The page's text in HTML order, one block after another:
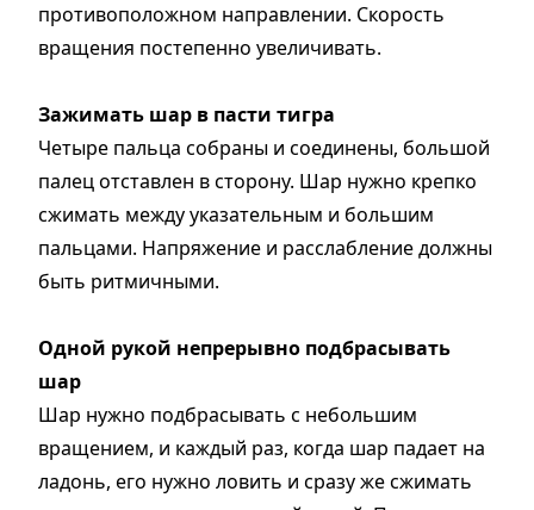
противоположном направлении. Скорость
вращения постепенно увеличивать.
Зажимать шар в пасти тигра
Четыре пальца собраны и соединены, большой
палец отставлен в сторону. Шар нужно крепко
сжимать между указательным и большим
пальцами. Напряжение и расслабление должны
быть ритмичными.
Одной рукой непрерывно подбрасывать
шар
Шар нужно подбрасывать с небольшим
вращением, и каждый раз, когда шар падает на
ладонь, его нужно ловить и сразу же сжимать